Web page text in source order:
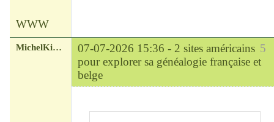
WWW
5
MichelKirsch 07-07-2026 15:36 - 2 sites américains
pour explorer sa généalogie française et
belge